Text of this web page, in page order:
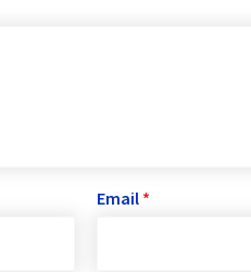
Email *